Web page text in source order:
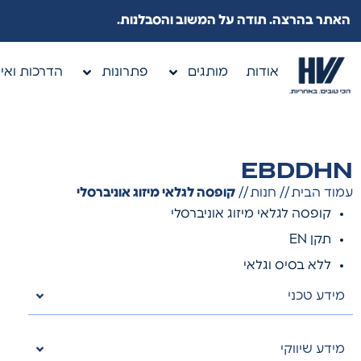
האתר בהרצה. תודה על המשוב והסבלנות.
אודות מותגים פתרונות הדרכות
EBDDHN
עמוד הבית// חנות// קופסה לגלאי מיזוג אוניברסלי
קופסה לגלאי מיזוג אוניברסלי
תקן EN
ללא בסיס וגלאי
מידע טכני
מידע שיווקי